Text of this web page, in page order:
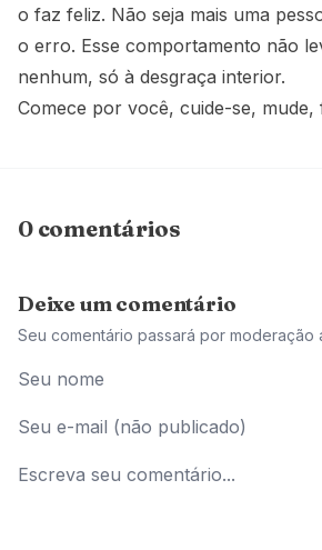
o faz feliz. Não seja mais uma
o erro. Esse comportamento não
nenhum, só à desgraça interior.
Comece por você, cuide-se, mude,
0 comentários
Deixe um comentário
Seu comentário passará por moderação